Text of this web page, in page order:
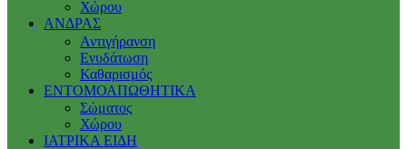
Χώρου
ΑΝΔΡΑΣ
Αντιγήρανση
Ενυδάτωση
Καθαρισμός
ΕΝΤΟΜΟΑΠΩΘΗΤΙΚΑ
Σώματος
Χώρου
ΙΑΤΡΙΚΑ ΕΙΔΗ